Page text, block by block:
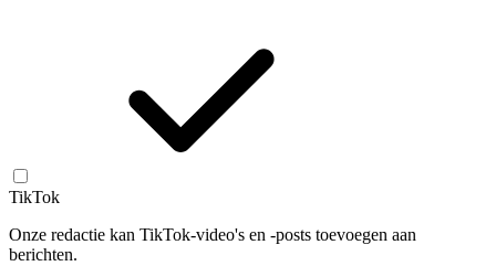
TikTok
Onze redactie kan TikTok-video's en -posts toevoegen aan
berichten.